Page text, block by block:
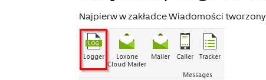
Najpierw w zakładce Wiadomości